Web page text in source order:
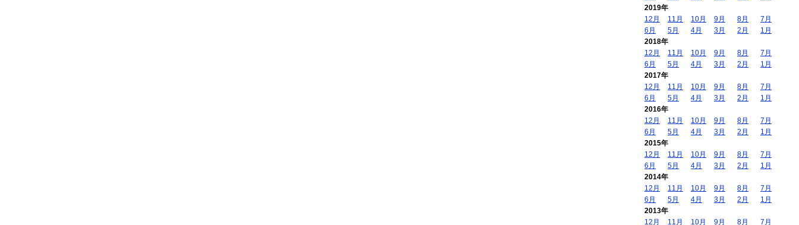
2019年
12月
11月 10月 9月 8月
7月
6月
5月 4月 3月 2月
1月
2018年
12月
11月 10月 9月 8月
7月
6月
5月 4月 3月 2月
1月
2017年
12月
11月 10月 9月 8月
7月
6月
5月 4月 3月 2月
1月
2016年
12月
11月 10月 9月 8月
7月
6月
5月 4月 3月 2月
1月
2015年
12月
11月 10月 9月 8月
7月
6月
5月 4月 3月 2月
1月
2014年
12月
11月 10月 9月 8月
7月
6月
5月 4月 3月 2月
1月
2013年
12月
11月 10月 9月 8月 7月